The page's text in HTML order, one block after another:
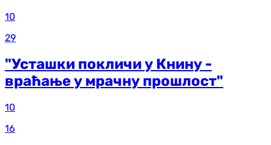
10
29
"Усташки покличи у Книну -
враћање у мрачну прошлост"
10
16